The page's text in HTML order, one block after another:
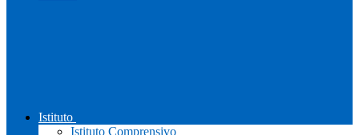
Istituto
Istituto Comprensivo